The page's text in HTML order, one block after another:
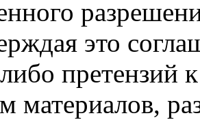
это
претензий
материалов,